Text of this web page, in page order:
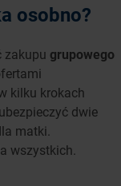
osobno?
zakupu grupowego
kilku krokach
dwie
matki.
wszystkich.